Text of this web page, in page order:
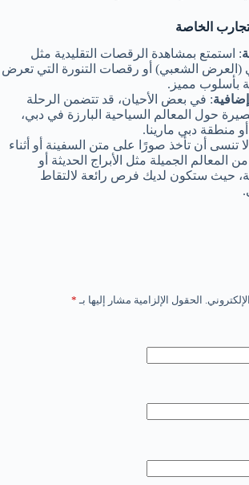
الخاصة
: استمتع بمشاهدة الرقصات التقليدية مثل
(العرض الشعبي) أو رقصات التنورة التي تعرض
بأسلوب مميز.
: في بعض الأحيان، قد تتضمن الرحلة
حول المعالم السياحية البارزة في دبي،
منطقة دبي مارينا.
تنسى أن تأخذ صورًا على متن السفينة أو أثناء
المعالم الجميلة مثل الأبراج الحديثة أو
حيث ستكون لديك فرص رائعة لالتقاط
الحقول الإلزامية مشار إليها بـ *